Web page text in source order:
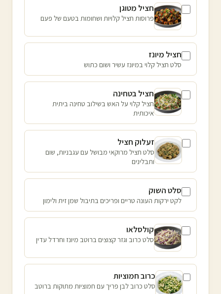
חציל מטוגן
פרוסות חציל קלויות ושחומות בטעם של פעם
חציל מיונז
סלט חציל קלוי במיונז עשיר ושום כתוש
חציל בטחינה
חציל קלוי על האש בשילוב טחינה ביתית
איכותית
זעלוק חציל
סלט חציל מרוקאי מבושל עם עגבניות, שום
ותבלינים
סלט השוק
לקט ירקות העונה טריים ופריכים בתיבול שמן זית ולימון
קולסלאו
סלט כרוב וגזר קצוצים ברוטב מיונז וחרדל עדין
כרוב חמוציות
סלט כרוב לבן פריך עם חמוציות מתוקות ברוטב